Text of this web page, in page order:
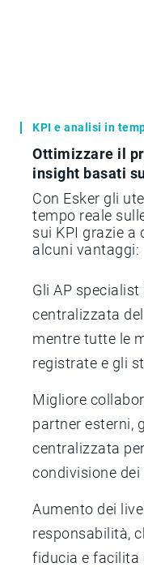
KPI e analisi in
Ottimizzare il
insight basati
Con Esker gli
tempo reale
sui KPI grazie a
alcuni vantaggi:
Gli AP
centralizzata
mentre tutte le
registrate e gli
Migliore
partner esterni,
centralizzata
condivisione
Aumento dei
responsabilità,
fiducia e facilita